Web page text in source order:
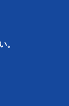
。